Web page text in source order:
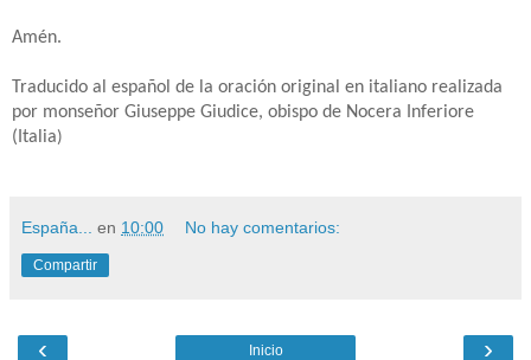
Amén.
Traducido al español de la oración original en italiano realizada
por monseñor Giuseppe Giudice, obispo de Nocera Inferiore
(Italia)
España... en 10:00 No hay comentarios:
Compartir
‹ ›
Inicio